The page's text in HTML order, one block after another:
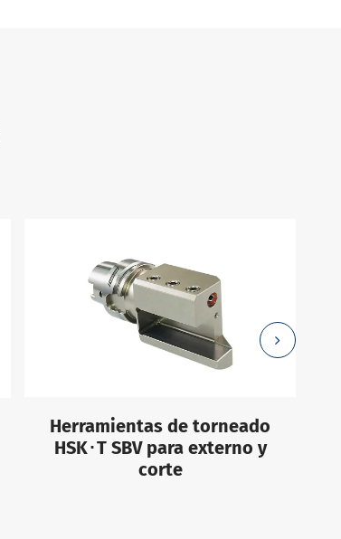
Herramientas de torneado
HSK･T SBV para externo y
corte